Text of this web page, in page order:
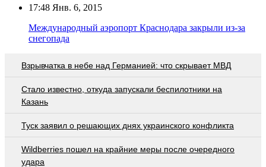
17:48 Янв. 6, 2015
Международный аэропорт Краснодара закрыли из-за
снегопада
Взрывчатка в небе над Германией: что скрывает МВД
Стало известно, откуда запускали беспилотники на
Казань
Туск заявил о решающих днях украинского конфликта
Wildberries пошел на крайние меры после очередного
удара